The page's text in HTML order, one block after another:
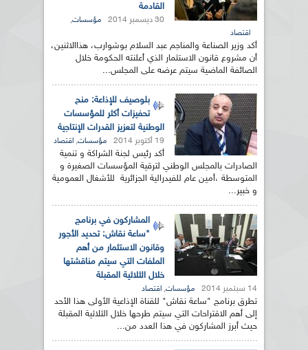
القادمة
30 ديسمبر 2014 مؤسسات,
اقتصاد
أكد وزير الصناعة والمناجم عبد السلام بوشوارب، هذاالاثنين،
أن مشروع قانون الاستثمار الذي أعلنته الحكومة خلال
الصائفة الماضية سيتم عرضه على المجلس...
بلوصيف للإذاعة: منح
تحفيزات أكثر للمؤسسات
الوطنية لتعزيز القدرات الإنتاجية
19 أكتوبر 2014 مؤسسات, اقتصاد
أكد رئيس لجنة الشراكة و تنمية
الصادرات بالمجلس الوطني لترقية المؤسسات الصغيرة و
المتوسطة ،أمين عام للفيدرالية الجزائرية للأشغال العمومية
و خبير...
المشاركون في برنامج
"ساعة نقاش: تحديد الأجور
وقانون الاستثمار من أهم
الملفات التي سيتم مناقشتها
خلال الثلاثية المقبلة
14 سبتمبر 2014 مؤسسات, اقتصاد
تطرق برنامج "ساعة نقاش" للقناة الإذاعية الأولى هذا الأحد
إلى أهم الاقتراحات التي سيتم طرحها خلال الثلاثية المقبلة
حيث أبرز المشاركون في هذا العدد من...